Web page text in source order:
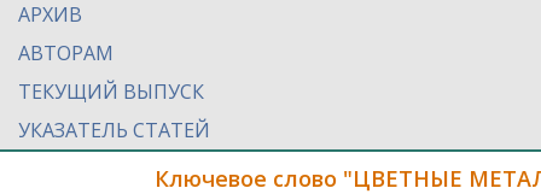
АРХИВ
АВТОРАМ
ТЕКУЩИЙ ВЫПУСК
УКАЗАТЕЛЬ СТАТЕЙ
Ключевое слово "ЦВЕТНЫЕ